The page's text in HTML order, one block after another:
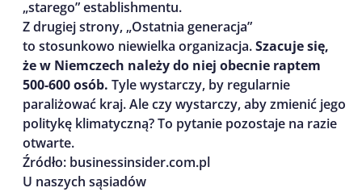
„starego” establishmentu.
Z drugiej strony, „Ostatnia generacja”
to stosunkowo niewielka organizacja.Szacuje się,
że w Niemczech należy do niej obecnie raptem
500-600 osób. Tyle wystarczy, by regularnie
paraliżować kraj. Ale czy wystarczy, aby zmienić jego
politykę klimatyczną? To pytanie pozostaje na razie
otwarte.
Źródło: businessinsider.com.pl
U naszych sąsiadów